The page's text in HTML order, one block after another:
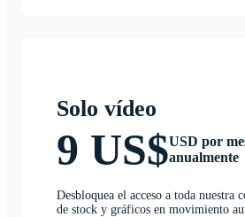
Solo vídeo
9 US$USD por
anualmente
Desbloquea el acceso a toda nuestra
de stock y gráficos en movimiento